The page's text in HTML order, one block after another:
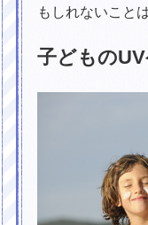
もしれないこと
子どもの